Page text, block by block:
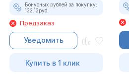
Бонусных рублей за покупку:
132.13руб.
Предзаказ
Уведомить
Купить в 1 клик